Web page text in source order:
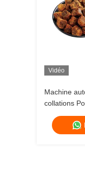
Vidéo
Machine
collations